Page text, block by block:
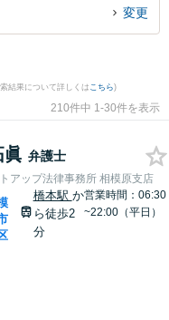
で薬物犯罪を法律相談できる
変更
結果について詳しくはこちら)
210件中 1-30件を表示
眞 弁護士
アップ法律事務所 相模原支店
橋本駅 か
ら徒歩2
分
営業時間：06:30
~22:00（平日）